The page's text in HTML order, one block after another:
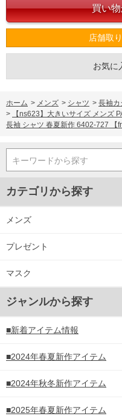
店舗取
お気に
ホーム > メンズ > シャツ > 長袖カ
>
【ns623】大きいサイズ メンズ
長袖 シャツ 春夏新作 6402-727 【
キーワードから探す
カテゴリから探す
メンズ
プレゼント
マスク
ジャンルから探す
■新着アイテム情報
■2024年春夏新作アイテム
■2024年秋冬新作アイテム
■2025年春夏新作アイテム